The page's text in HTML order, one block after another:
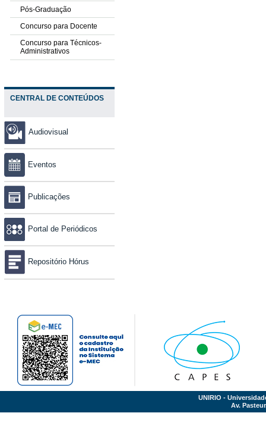
Pós-Graduação
Concurso para Docente
Concurso para Técnicos-
Administrativos
CENTRAL DE CONTEÚDOS
Audiovisual
Eventos
Publicações
Portal de Periódicos
Repositório Hórus
UNIRIO -
Av.